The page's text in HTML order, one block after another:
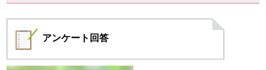
アンケート 回答